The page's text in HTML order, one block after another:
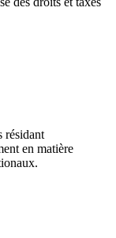
résidant
en matière